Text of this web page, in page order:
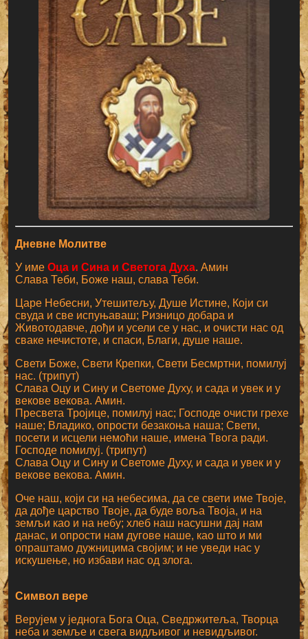
Дневне Молитве
У имеОца и Сина и Светога Духа. Амин
Слава Теби, Боже наш, слава Теби.
Царе Небесни, Утешитељу, Душе Истине, Који си
свуда и све испуњаваш; Ризницо добара и
Животодавче, дођи и усели се у нас, и очисти нас од
сваке нечистоте, и спаси, Благи, душе наше.
Свети Боже, Свети Крепки, Свети Бесмртни, помилуј
нас. (трипут)
Слава Оцу и Сину и Светоме Духу, и сада и увек и у
векове векова. Амин.
Пресвета Тројице, помилуј нас; Господе очисти грехе
наше; Владико, опрости безакоња наша; Свети,
посети и исцели немоћи наше, имена Твога ради.
Господе помилуј. (трипут)
Слава Оцу и Сину и Светоме Духу, и сада и увек и у
векове векова. Амин.
Оче наш, који си на небесима, да се свети име Твоје,
да дође царство Твоје, да буде воља Твоја, и на
земљи као и на небу; хлеб наш насушни дај нам
данас, и опрости нам дугове наше, као што и ми
опраштамо дужницима својим; и не уведи нас у
искушење, но избави нас од злога.
Символ вере
Верујем у једнога Бога Оца, Сведржитеља, Творца
неба и земље и свега видљивог и невидљивог.